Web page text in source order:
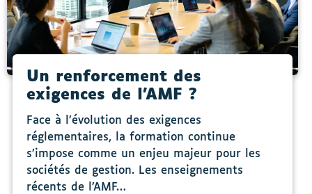
Un renforcement des
exigences de l’AMF ?
Face à l’évolution des exigences
réglementaires, la formation continue
s’impose comme un enjeu majeur pour les
sociétés de gestion. Les enseignements
récents de l’AMF…